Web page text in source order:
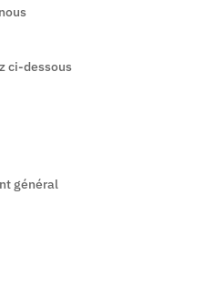
ci-dessous
général